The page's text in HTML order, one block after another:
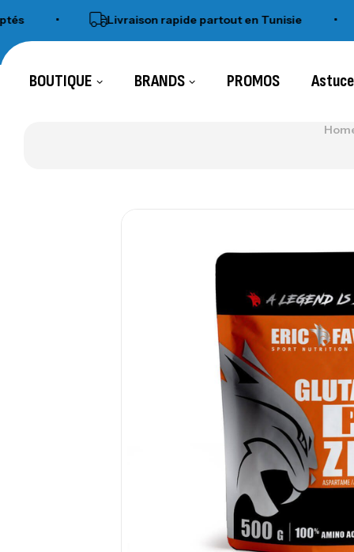
• Livraison rapide partout en Tunisie •
BOUTIQUE BRANDS PROMOS